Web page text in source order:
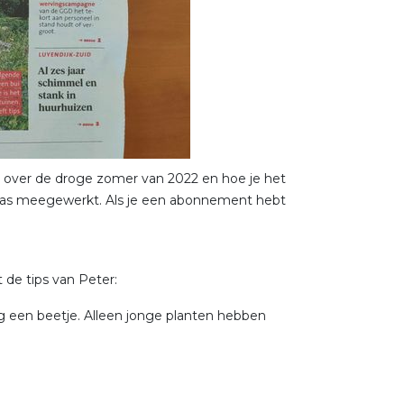
de droge zomer van 2022 en hoe je het
meegewerkt. Als je een abonnement hebt
tips van Peter:
een beetje. Alleen jonge planten hebben